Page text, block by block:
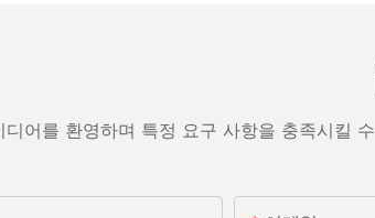
어를 환영하며 특정 요구 사항을 충족시킬